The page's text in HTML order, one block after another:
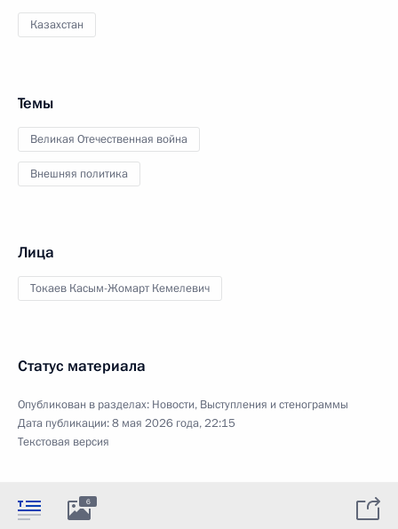
Казахстан
Темы
Великая Отечественная война
Внешняя политика
Лица
Токаев Касым-Жомарт Кемелевич
Статус материала
Опубликован в разделах: Новости, Выступления и стенограммы
Дата публикации:8 мая 2026 года, 22:15
Текстовая версия
6